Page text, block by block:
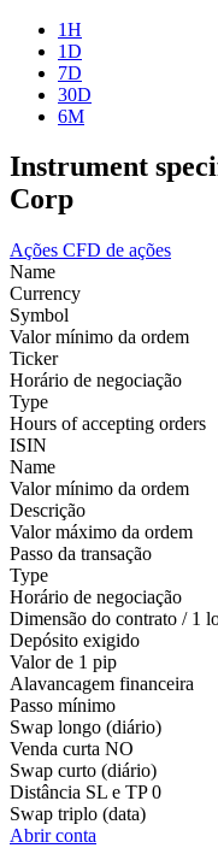
1H
1D
7D
30D
6M
Instrument
Corp
Ações CFD de ações
Name
Currency
Symbol
Valor mínimo da ordem
Ticker
Horário de negociação
Type
Hours of accepting orders
ISIN
Name
Valor mínimo da ordem
Descrição
Valor máximo da ordem
Passo da transação
Type
Horário de negociação
Dimensão do contrato / 1
Depósito exigido
Valor de 1 pip
Alavancagem financeira
Passo mínimo
Swap longo (diário)
Venda curta NO
Swap curto (diário)
Distância SL e TP 0
Swap triplo (data)
Abrir conta